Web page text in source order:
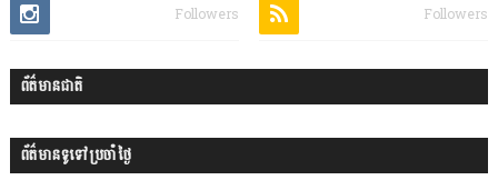
Followers Followers
ព័ត៌មានជាតិ
ព័ត៌មានទូទៅប្រចាំថ្ងៃ